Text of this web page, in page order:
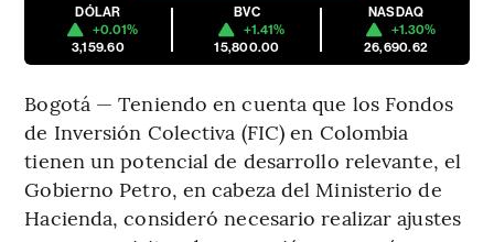
DÓLAR
+0.01%
3,159.60
BVC
+1.41%
15,800.00
NASDAQ
+1.30%
26,690.62
Bogotá — Teniendo en cuenta que los Fondos
de Inversión Colectiva (FIC) en Colombia
tienen un potencial de desarrollo relevante, el
Gobierno Petro, en cabeza del Ministerio de
Hacienda, consideró necesario realizar ajustes